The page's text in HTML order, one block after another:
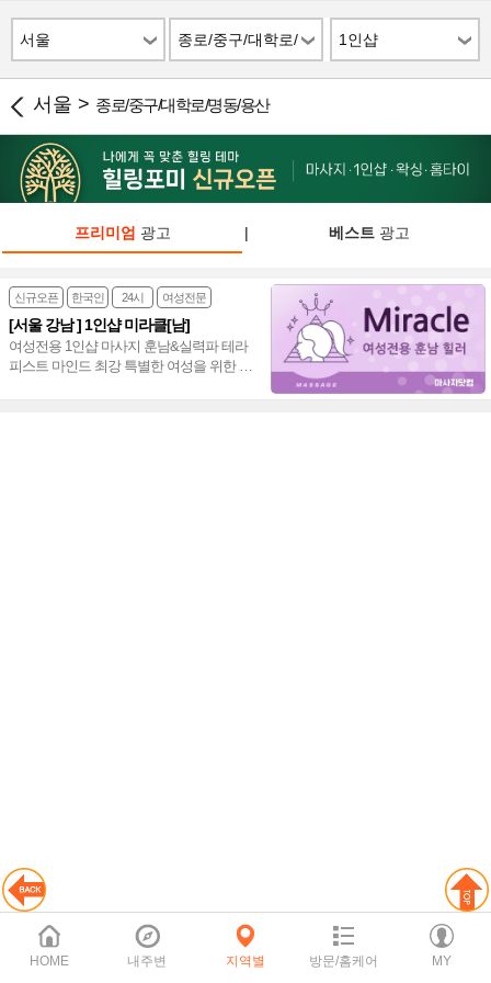
서울
종로/중구/대학로/
명동/용산
1인샵
서울 > 종로/중구/대학로/명동/용산
프리미엄 광고 | 베스트광고
신규오픈 한국인 24시 여성전문
[서울 강남 ] 1인샵 미라클[남]
여성전용 1인샵 마사지 훈남&실력파 테라
피스트 마인드 최강 특별한 여성을 위한 프
HOME 내주변 지역별 방문/홈케어 MY